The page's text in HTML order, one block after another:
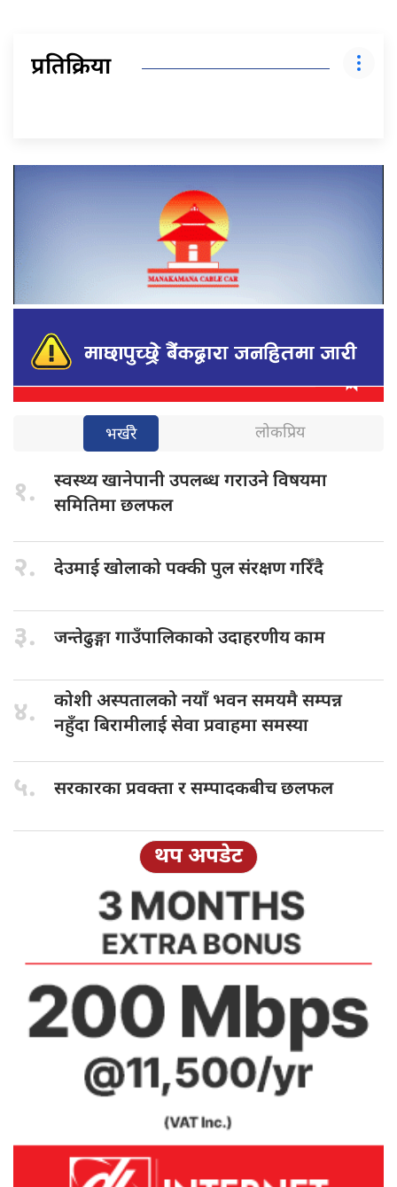
प्रतिक्रिया
भर्खरै लोकप्रिय
१. स्वस्थ्य खानेपानीउपलब्ध गराउने विषयमा
समितिमा छलफल
२. देउमाई खोलाकोपक्की पुल संरक्षण गरिँदै
३. जन्तेढुङ्गा गाउँपालिकाकोउदाहरणीय काम
४. कोशी अस्पतालकोनयाँ भवन समयमै सम्पन्न
नहुँदा बिरामीलाई सेवा प्रवाहमा समस्या
५. सरकारका प्रवक्तार सम्पादकबीच छलफल
थप अपडेट